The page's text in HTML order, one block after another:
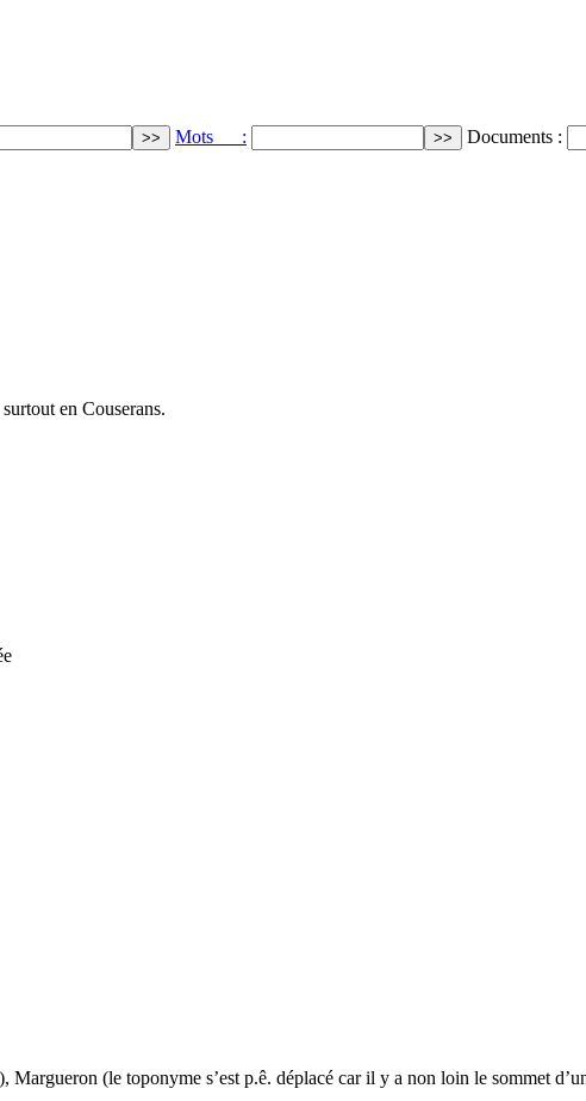
Mots : Documents :
en Couserans.
(le toponyme s’est p.ê. déplacé car il y a non loin le sommet